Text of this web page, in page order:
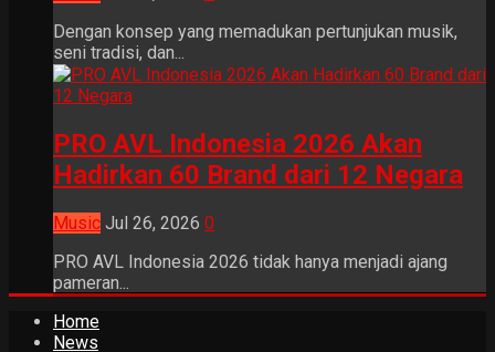
Dengan konsep yang memadukan pertunjukan musik,
seni tradisi, dan...
PRO AVL Indonesia 2026 Akan
Hadirkan 60 Brand dari 12 Negara
Music Jul 26, 2026 0
PRO AVL Indonesia 2026 tidak hanya menjadi ajang
pameran...
Home
News